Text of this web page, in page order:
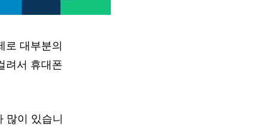
로 대부분의
려서 휴대폰
많이 있습니